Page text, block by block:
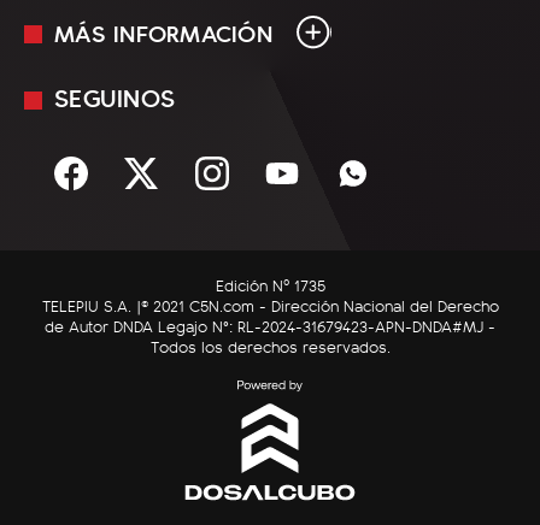
En Vivo
Sociedad
C5N Autos
RatingCero
MÁS INFORMACIÓN
Mediakit
Términos y condiciones
SEGUINOS
Edición Nº 1735
TELEPIU S.A. |© 2021 C5N.com - Dirección Nacional del Derecho
de Autor DNDA Legajo N°: RL-2024-31679423-APN-DNDA#MJ -
Todos los derechos reservados.